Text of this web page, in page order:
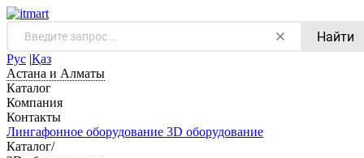
Найти
Рус |Қаз
Астана и Алматы
Каталог
Компания
Контакты
Лингафонное оборудование 3D оборудование
Каталог/